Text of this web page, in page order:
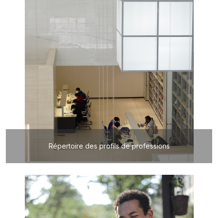
Répertoire des profils de professions